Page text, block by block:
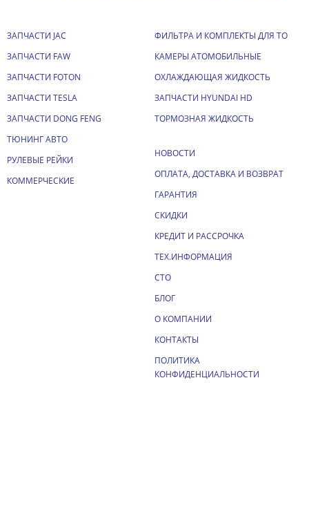
ЗАПЧАСТИ JAC
ЗАПЧАСТИ FAW
ЗАПЧАСТИ FOTON
ЗАПЧАСТИ TESLA
ЗАПЧАСТИ DONG FENG
ТЮНИНГ АВТО
РУЛЕВЫЕ РЕЙКИ
КОММЕРЧЕСКИЕ
ФИЛЬТРА И КОМПЛЕКТЫ ДЛЯ ТО
КАМЕРЫ АТОМОБИЛЬНЫЕ
ОХЛАЖДАЮЩАЯ ЖИДКОСТЬ
ЗАПЧАСТИ HYUNDAI HD
ТОРМОЗНАЯ ЖИДКОСТЬ
НОВОСТИ
ОПЛАТА, ДОСТАВКА И ВОЗВРАТ
ГАРАНТИЯ
СКИДКИ
КРЕДИТ И РАССРОЧКА
ТЕХ.ИНФОРМАЦИЯ
СТО
БЛОГ
О КОМПАНИИ
КОНТАКТЫ
ПОЛИТИКА
КОНФИДЕНЦИАЛЬНОСТИ